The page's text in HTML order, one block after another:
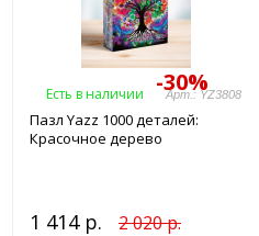
-30%
Есть в наличии Арт.: YZ3808
Пазл Yazz 1000 деталей:
Красочное дерево
1 414 р. 2 020 р.